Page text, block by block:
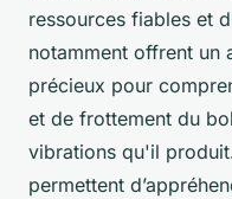
ressources fiables et
notamment offrent un
précieux pour
et de frottement du
vibrations qu'il
permettent